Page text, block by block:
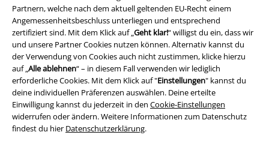
Partnern, welche nach dem aktuell geltenden EU-Recht einem
Angemessenheitsbeschluss unterliegen und entsprechend
zertifiziert sind. Mit dem Klick auf „Geht klar!“ willigst du ein, dass wir
und unsere Partner Cookies nutzen können. Alternativ kannst du
der Verwendung von Cookies auch nicht zustimmen, klicke hierzu
auf „Alle ablehnen“ – in diesem Fall verwenden wir lediglich
erforderliche Cookies. Mit dem Klick auf "Einstellungen" kannst du
deine individuellen Präferenzen auswählen. Deine erteilte
Einwilligung kannst du jederzeit in den Cookie-Einstellungen
widerrufen oder ändern. Weitere Informationen zum Datenschutz
findest du hier Datenschutzerklärung.
AGB
Impressum
Datenschutz
Entsorgung und Umweltschutz
Konformitätserklärung